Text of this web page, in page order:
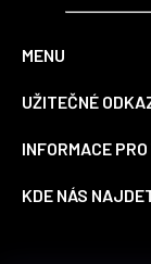
MENU
UŽITEČNÉ
INFORMACE PRO
KDE NÁS